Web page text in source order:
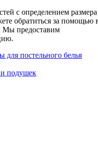
с определением размера
обратиться за помощью
Мы предоставим
для постельного белья
и подушек